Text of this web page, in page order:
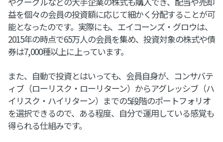
益を個々の会員の投資額に応じて細かく分配することが可
能となったのです。実際にも、エイコーンズ・グロウは、
2015年の時点で65万人の会員を集め、投資対象の株式や債
券は7,000種以上に上っています。
また、自動で投資とはいっても、会員自身が、コンサバテ
ィブ（ローリスク・ローリターン）からアグレッシブ（ハ
イリスク・ハイリターン）までの5段階のポートフォリオ
を選択できるので、ある程度、自分で運用している感覚も
得られる仕組みです。